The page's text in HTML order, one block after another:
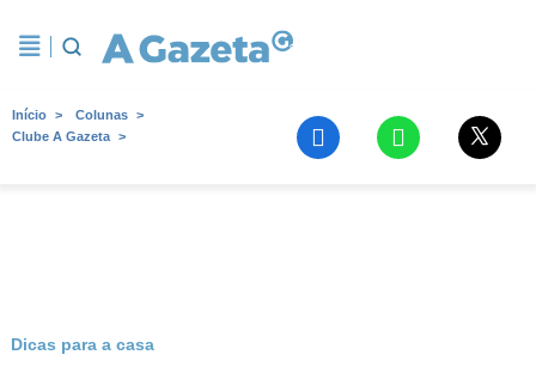
Início
Colunas
Clube A Gazeta
Dicas para a casa